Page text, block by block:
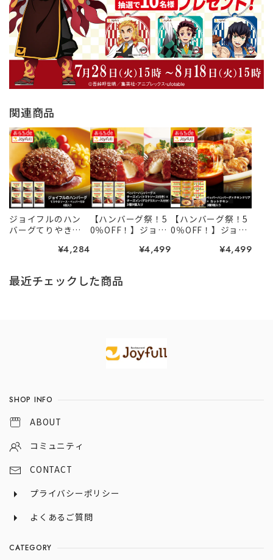
関連商品
ジョイフルのハン
バーグてりやき
¥4,284
【ハンバーグ祭！5
0％OFF！】ジョイ
グ3種セット 9個
¥4,499
【ハンバーグ祭！5
0％OFF！】ジョイ
ト ３種９個入り
¥4,499
最近チェックした商品
SHOP INFO
ABOUT
コミュニティ
CONTACT
プライバシーポリシー
よくあるご質問
CATEGORY